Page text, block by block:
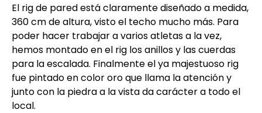
El rig de pared está claramente diseñado a medida,
360 cm de altura, visto el techo mucho más. Para
poder hacer trabajar a varios atletas a la vez,
hemos montado en el rig los anillos y las cuerdas
para la escalada. Finalmente el ya majestuoso rig
fue pintado en color oro que llama la atención y
junto con la piedra a la vista da carácter a todo el
local.